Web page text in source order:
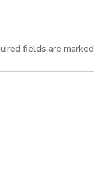
fields are marked